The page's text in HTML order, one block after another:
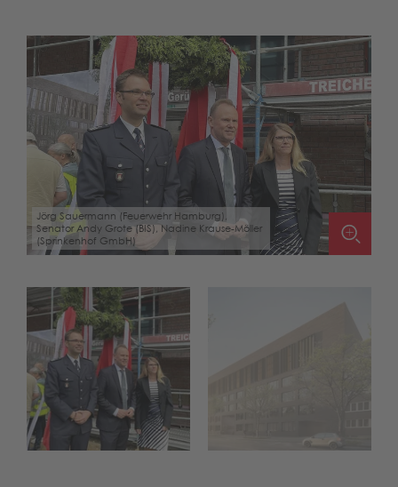
Jörg Sauermann (Feuerwehr Hamburg),
Senator Andy Grote (BIS), Nadine Krause-Möller
(Sprinkenhof GmbH)
Bild: SUPERGELB ARCHITEKTEN. Visualisierung
von mokastudio